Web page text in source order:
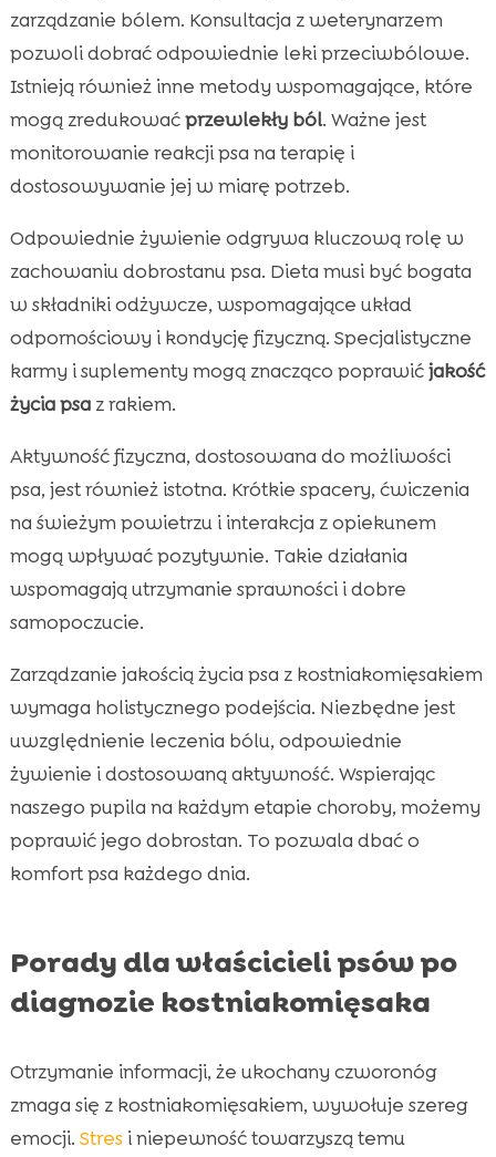
zarządzanie bólem. Konsultacja z weterynarzem
pozwoli dobrać odpowiednie leki przeciwbólowe.
Istnieją również inne metody wspomagające, które
mogą zredukowaćprzewlekły ból. Ważne jest
monitorowanie reakcji psa na terapię i
dostosowywanie jej w miarę potrzeb.
Odpowiednie żywienie odgrywa kluczową rolę w
zachowaniu dobrostanu psa. Dieta musi być bogata
w składniki odżywcze, wspomagające układ
odpornościowy i kondycję fizyczną. Specjalistyczne
karmy i suplementy mogą znacząco poprawićjakość
życia psaz rakiem.
Aktywność fizyczna, dostosowana do możliwości
psa, jest również istotna. Krótkie spacery, ćwiczenia
na świeżym powietrzu i interakcja z opiekunem
mogą wpływać pozytywnie. Takie działania
wspomagają utrzymanie sprawności i dobre
samopoczucie.
Zarządzanie jakością życia psa z kostniakomięsakiem
wymaga holistycznego podejścia. Niezbędne jest
uwzględnienie leczenia bólu, odpowiednie
żywienie i dostosowaną aktywność. Wspierając
naszego pupila na każdym etapie choroby, możemy
poprawić jego dobrostan. To pozwala dbać o
komfort psa każdego dnia.
Porady dla właścicieli psów po
diagnozie kostniakomięsaka
Otrzymanie informacji, że ukochany czworonóg
zmaga się z kostniakomięsakiem, wywołuje szereg
emocji. Stresi niepewność towarzyszą temu